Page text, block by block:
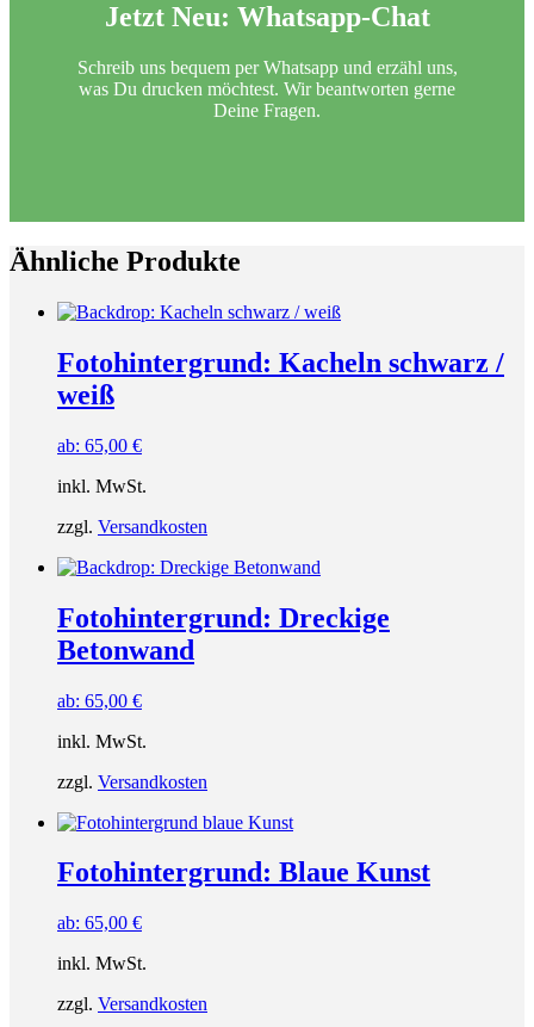
Jetzt Neu: Whatsapp-Chat
Schreib uns bequem per Whatsapp und erzähl uns,
was Du drucken möchtest. Wir beantworten gerne
Deine Fragen.
Ähnliche Produkte
Fotohintergrund: Kacheln schwarz /
weiß
ab: 65,00 €
inkl. MwSt.
zzgl. Versandkosten
Fotohintergrund: Dreckige
Betonwand
ab: 65,00 €
inkl. MwSt.
zzgl. Versandkosten
Fotohintergrund: Blaue Kunst
ab: 65,00 €
inkl. MwSt.
zzgl. Versandkosten